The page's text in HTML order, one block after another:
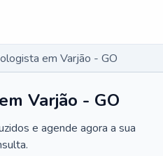
em Varjão - GO
Varjão - GO
e agende agora a sua